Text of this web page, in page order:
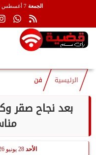
الجمعة 7 أغسطس 2026
الرئيسية فن
بعد نجاح صقر
الأحد 28 يونيو 2026